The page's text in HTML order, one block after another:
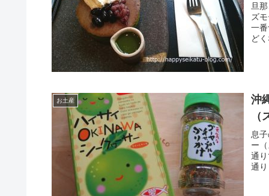
旦
ズ
一
ど
お土産
沖
息
ー
通
通